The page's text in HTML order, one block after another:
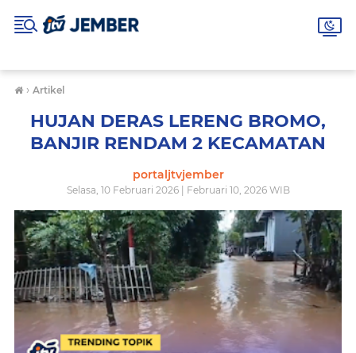
› Artikel
HUJAN DERAS LERENG BROMO,
BANJIR RENDAM 2 KECAMATAN
portaljtvjember
Selasa, 10 Februari 2026 | Februari 10, 2026 WIB